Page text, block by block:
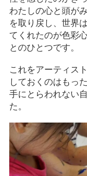
わたしの心と頭が
を取り戻し、世界
てくれたのが色彩
とのひとつです。
これをアーティス
しておくのはもっ
手にとらわれない
た。